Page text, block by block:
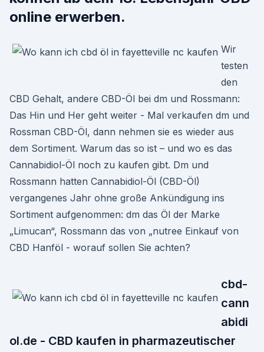
online erwerben.
Wir
testen
den
CBD Gehalt, andere CBD-Öl bei dm und Rossmann:
Das Hin und Her geht weiter - Mal verkaufen dm und
Rossman CBD-Öl, dann nehmen sie es wieder aus
dem Sortiment. Warum das so ist – und wo es das
Cannabidiol-Öl noch zu kaufen gibt. Dm und
Rossmann hatten Cannabidiol-Öl (CBD-Öl)
vergangenes Jahr ohne große Ankündigung ins
Sortiment aufgenommen: dm das Öl der Marke
„Limucan“, Rossmann das von „nutree Einkauf von
CBD Hanföl - worauf sollen Sie achten?
cbd-
cann
abidi
ol.de - CBD kaufen in pharmazeutischer